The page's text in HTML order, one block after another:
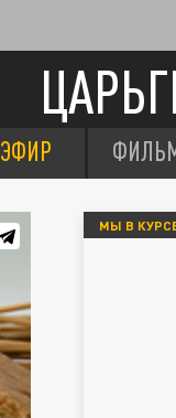
ЭФИР
МЫ В